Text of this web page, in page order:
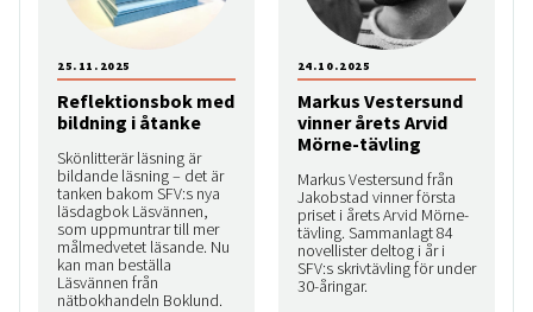
Reflektionsbok med
bildning i åtanke
Skönlitterär läsning är
bildande läsning – det är
tanken bakom SFV:s nya
läsdagbok Läsvännen,
som uppmuntrar till mer
målmedvetet läsande. Nu
kan man beställa
Läsvännen från
nätbokhandeln Boklund.
25.11.2025
Markus Vestersund
vinner årets Arvid
Mörne-tävling
Markus Vestersund från
Jakobstad vinner första
priset i årets Arvid Mörne-
tävling. Sammanlagt 84
novellister deltog i år i
SFV:s skrivtävling för under
30-åringar.
24.10.2025